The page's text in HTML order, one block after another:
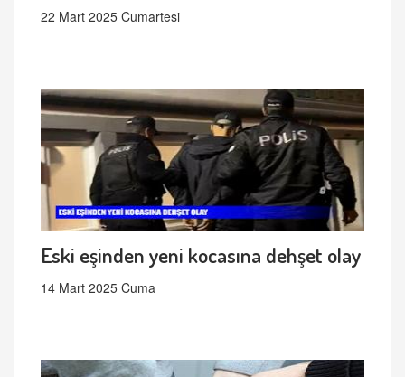
22 Mart 2025 Cumartesi
Eski eşinden yeni kocasına dehşet olay
14 Mart 2025 Cuma